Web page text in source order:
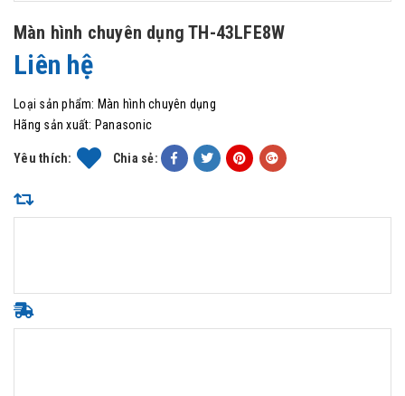
Màn hình chuyên dụng TH-43LFE8W
Liên hệ
Loại sản phẩm: Màn hình chuyên dụng
Hãng sản xuất: Panasonic
Yêu thích: Chia sẻ: